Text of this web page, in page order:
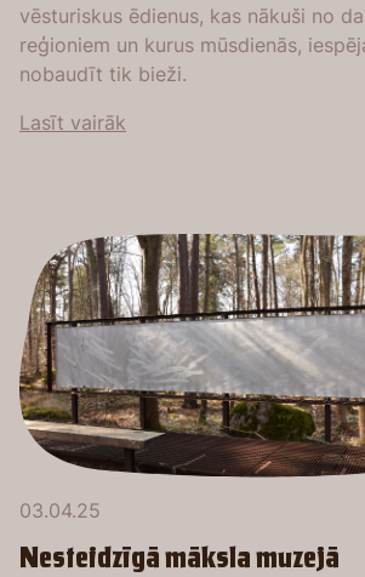
vēsturiskus ēdienus, kas nākuši no
reģioniem un kurus mūsdienās,
nobaudīt tik bieži.
Lasīt vairāk
03.04.25
Nesteidzīgā māksla muzejā